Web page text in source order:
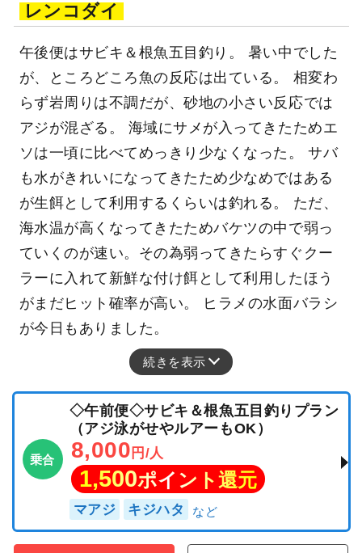
レンコダイ
午後便はサビキ＆根魚五目釣り。 暑い中でした
が、ところどころ魚の反応は出ている。 相変わ
らず岩周りは不調だが、砂地の小さい反応では
アジが混ざる。 海域にサメが入ってきたためエ
ソは一頃に比べてめっきり少なくなった。 サバ
も水がきれいになってきたため少なめではある
が生餌として利用するくらいは釣れる。 ただ、
海水温が高くなってきたためバケツの中で弱っ
ていくのが速い。その為弱ってきたらすぐクー
ラーに入れて新鮮な付け餌として利用したほう
がまだヒット確率が高い。 ヒラメの水面バラシ
が今日もありました。
続きを表示
乗合
◇午前便◇サビキ＆根魚五目釣りプラン
（アジ泳がせやルアーもOK）
8,000 円/人
1,500ポイント還元
マアジ キジハタ